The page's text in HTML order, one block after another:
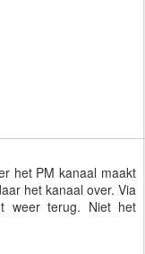
het PM kanaal maakt
het kanaal over. Via
weer terug. Niet het